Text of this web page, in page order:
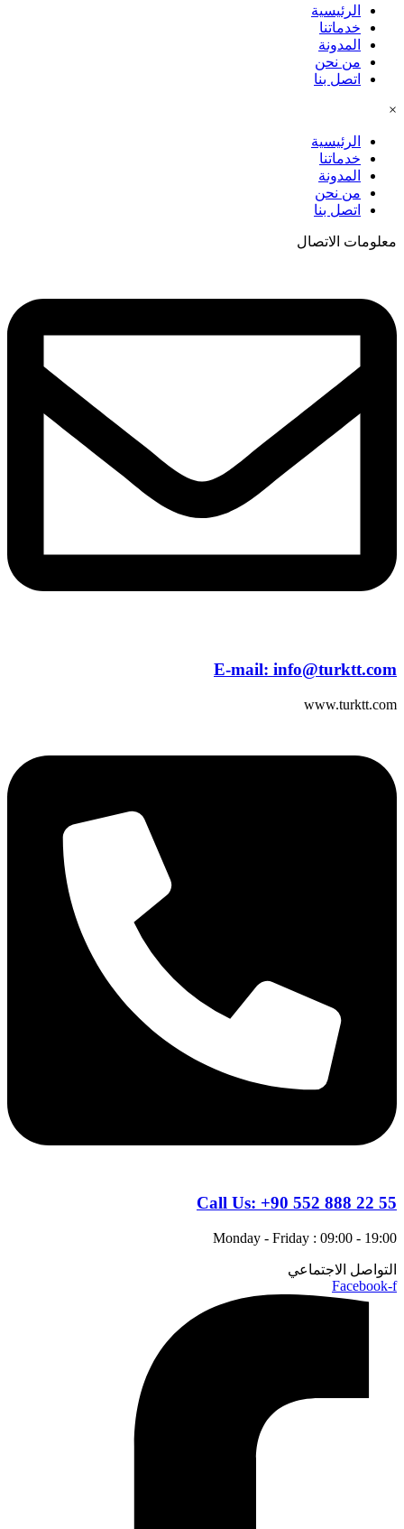
الرئيسية
خدماتنا
المدونة
من نحن
اتصل بنا
×
الرئيسية
خدماتنا
المدونة
من نحن
اتصل بنا
معلومات الاتصال
E-mail: info@turktt.com
www.turktt.com
Call Us: +90 552 888 22 55
Monday - Friday : 09:00 - 19:00
التواصل الاجتماعي
Facebook-f